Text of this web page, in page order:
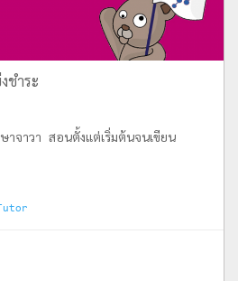
ชำระ
าจาวา สอนตั้งแต่เริ่มต้นจนเขียน